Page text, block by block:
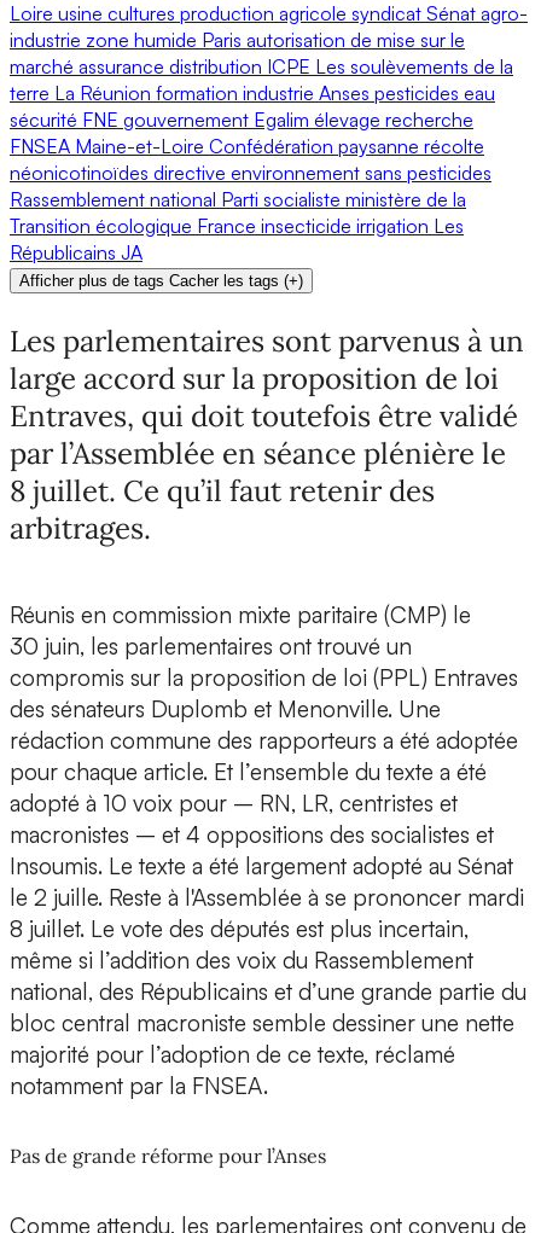
Loire usine cultures production agricole syndicat Sénat agro-
industrie zone humide Paris autorisation de mise sur le
marché assurance distribution ICPE Les soulèvements de la
terre La Réunion formation industrie Anses pesticides eau
sécurité FNE gouvernement Egalim élevage recherche
FNSEA Maine-et-Loire Confédération paysanne récolte
néonicotinoïdes directive environnement sans pesticides
Rassemblement national Parti socialiste ministère de la
Transition écologique France insecticide irrigation Les
Républicains JA
Afficher plus de tags Cacher les tags (+)
Les parlementaires sont parvenus à un
large accord sur la proposition de loi
Entraves, qui doit toutefois être validé
par l’Assemblée en séance plénière le
8 juillet. Ce qu’il faut retenir des
arbitrages.
Réunis en commission mixte paritaire (CMP) le
30 juin, les parlementaires ont trouvé un
compromis sur la proposition de loi (PPL) Entraves
des sénateurs Duplomb et Menonville. Une
rédaction commune des rapporteurs a été adoptée
pour chaque article. Et l’ensemble du texte a été
adopté à 10 voix pour – RN, LR, centristes et
macronistes – et 4 oppositions des socialistes et
Insoumis. Le texte a été largement adopté au Sénat
le 2 juille. Reste à l'Assemblée à se prononcer mardi
8 juillet. Le vote des députés est plus incertain,
même si l’addition des voix du Rassemblement
national, des Républicains et d’une grande partie du
bloc central macroniste semble dessiner une nette
majorité pour l’adoption de ce texte, réclamé
notamment par la FNSEA.
Pas de grande réforme pour l’Anses
Comme attendu, les parlementaires ont convenu de